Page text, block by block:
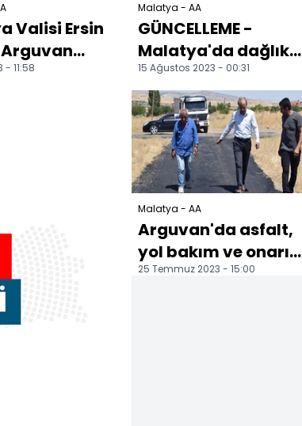
Valisi Ersin
Arguvan
- 11:58
Malatya - AA
GÜNCELLEME -
Malatya'da dağlık
alanda çıkan yangın
kontrol altına alındı
15 Ağustos 2023 - 00:31
Malatya - AA
Arguvan'da asfalt,
yol bakım ve onarım
çalışmaları sürüyor
25 Temmuz 2023 - 15:00